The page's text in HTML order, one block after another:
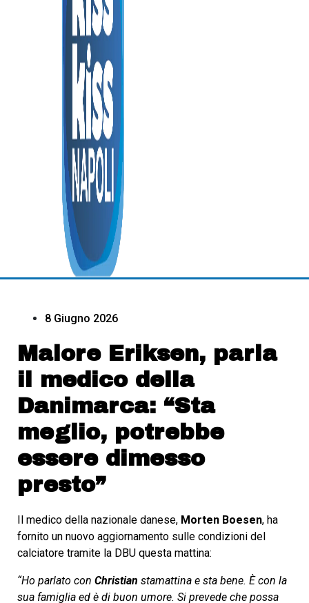
8 Giugno 2026
Malore Eriksen, parla
il medico della
Danimarca: “Sta
meglio, potrebbe
essere dimesso
presto”
Il medico della nazionale danese, Morten Boesen, ha
fornito un nuovo aggiornamento sulle condizioni del
calciatore tramite la DBU questa mattina:
“Ho parlato con Christian stamattina e sta bene. È con la
sua famiglia ed è di buon umore. Si prevede che possa